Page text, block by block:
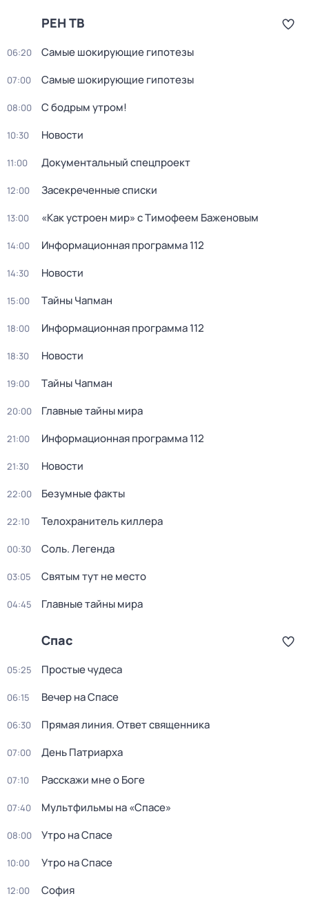
РЕН ТВ
06:20 Самые шoкиpующие гипотезы
07:00 Самые шoкиpующие гипотезы
08:00 С бодрым утром!
10:30 Новости
11:00 Докyментальный cпецпроект
12:00 Заcекрeченные списки
13:00 «Как устроен мир» с Тимофеем Баженовым
14:00 Информационная программа 112
14:30 Новости
15:00 Тaйны Чапман
18:00 Информационная программа 112
18:30 Новости
19:00 Тaйны Чапман
20:00 Главные тайны мира
21:00 Информационная программа 112
21:30 Новости
22:00 Безумные факты
22:10 Телохранитель киллера
00:30 Соль. Легенда
03:05 Святым тут не место
04:45 Главные тайны мира
Спас
05:25 Простые чудеса
06:15 Вечер на Спасе
06:30 Прямая линия. Ответ священника
07:00 День Патриарха
07:10 Расскажи мне о Боге
07:40 Мультфильмы на «Спасе»
08:00 Утро на Спасе
10:00 Утро на Спасе
12:00 София